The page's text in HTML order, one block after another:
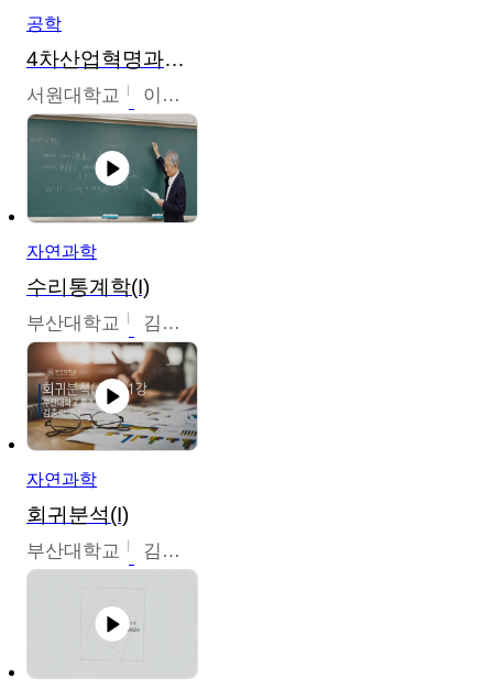
공학
4차산업혁명과우리의미래
서원대학교 이병권
자연과학
수리통계학(I)
부산대학교 김충락
자연과학
회귀분석(I)
부산대학교 김충락